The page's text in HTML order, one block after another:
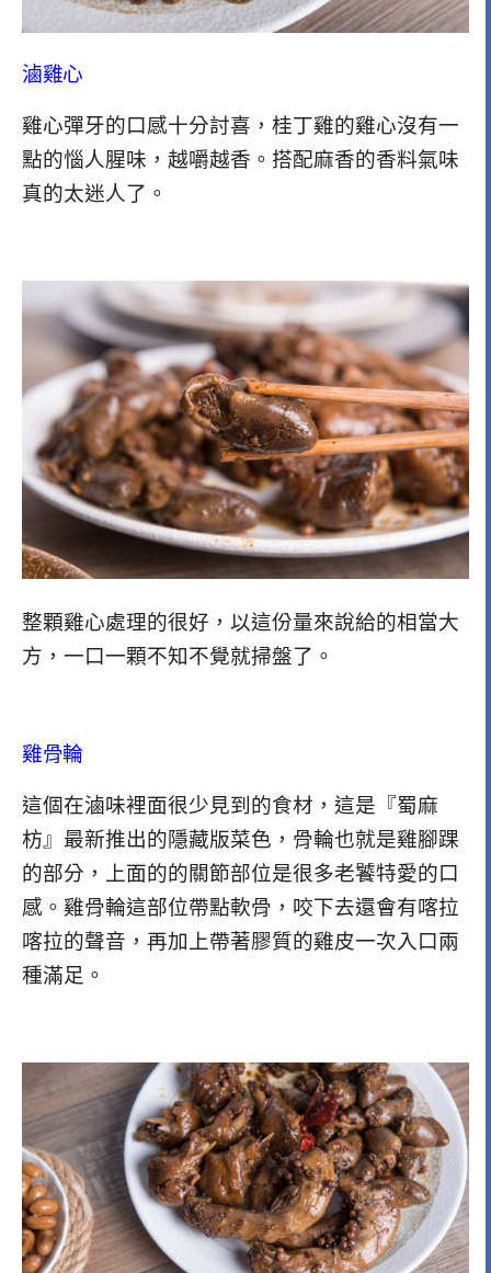
滷雞心
雞心彈牙的口感十分討喜，桂丁雞的雞心沒有一
點的惱人腥味，越嚼越香。搭配麻香的香料氣味
真的太迷人了。
整顆雞心處理的很好，以這份量來說給的相當大
方，一口一顆不知不覺就掃盤了。
雞骨輪
這個在滷味裡面很少見到的食材，這是『蜀麻
枋』最新推出的隱藏版菜色，骨輪也就是雞腳踝
的部分，上面的的關節部位是很多老饕特愛的口
感。 雞骨輪這部位帶點軟骨，咬下去還會有喀拉
喀拉的聲音，再加上帶著膠質的雞皮一次入口兩
種滿足。